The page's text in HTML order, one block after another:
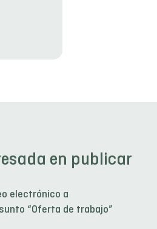
en publicar
electrónico a
“Oferta de trabajo”